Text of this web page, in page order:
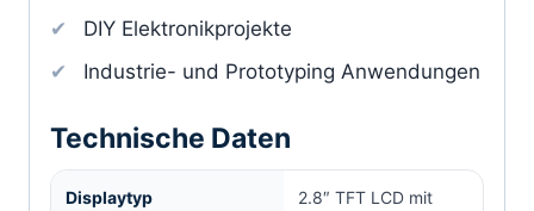
DIY Elektronikprojekte
Industrie- und Prototyping Anwendungen
Technische Daten
Displaytyp
2.8″ TFT LCD mit